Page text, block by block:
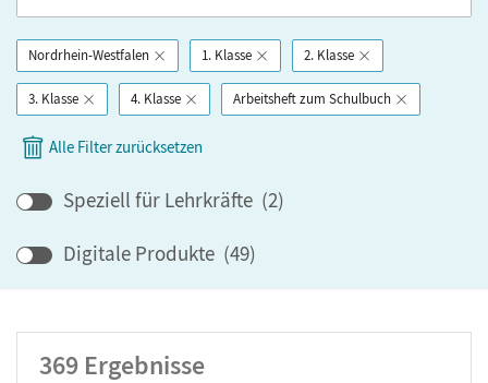
Fach
Bildungbereich
Lehrwerk/Reihe
Nordrhein-Westfalen 1. Klasse 2. Klasse
3. Klasse 4. Klasse Arbeitsheft zum Schulbuch
Alle Filter zurücksetzen
Speziell für Lehrkräfte (2)
Digitale Produkte (49)
369 Ergebnisse